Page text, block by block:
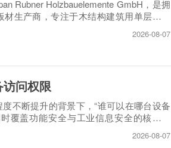
Rubner Holzbauelemente GmbH，是拥
生产商，专注于木结构建筑用单层、多
2026-08-07
问权限
不断提升的背景下，“谁可以在哪台设备
覆盖功能安全与工业信息安全的核心问
2026-08-07